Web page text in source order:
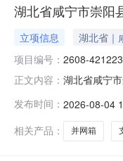
湖北省咸宁市崇阳
立项信息 湖北省｜
项目编号： 2608-
正文内容： 湖北省咸宁
421223-04-
发布时间： 2026-08-04
相关产品：
并网箱